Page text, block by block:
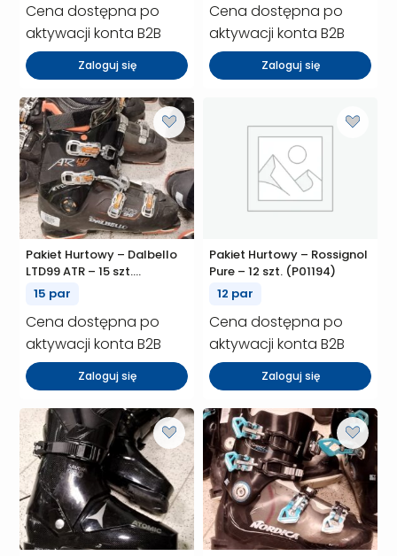
Cena dostępna po
aktywacji konta B2B
Zaloguj się
Cena dostępna po
aktywacji konta B2B
Zaloguj się
Pakiet Hurtowy – Dalbello
LTD99 ATR – 15 szt.
(P01200)
15 par
Cena dostępna po
aktywacji konta B2B
Zaloguj się
Pakiet Hurtowy – Rossignol
Pure – 12 szt. (P01194)
12 par
Cena dostępna po
aktywacji konta B2B
Zaloguj się